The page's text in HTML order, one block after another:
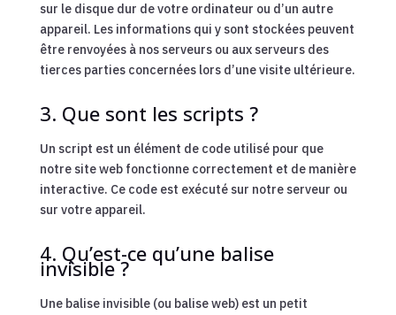
sur le disque dur de votre ordinateur ou d’un autre
appareil. Les informations qui y sont stockées peuvent
être renvoyées à nos serveurs ou aux serveurs des
tierces parties concernées lors d’une visite ultérieure.
3. Que sont les scripts ?
Un script est un élément de code utilisé pour que
notre site web fonctionne correctement et de manière
interactive. Ce code est exécuté sur notre serveur ou
sur votre appareil.
4. Qu’est-ce qu’une balise
invisible ?
Une balise invisible (ou balise web) est un petit